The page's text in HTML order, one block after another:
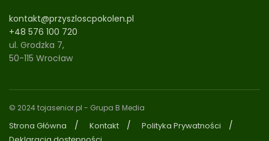
kontakt@przyszloscpokolen.pl
+48 576 100 720
ul. Grodzka 7,
50-115 Wrocław
© 2024 tojasenior.pl - Grupa B Media
Strona Główna Kontakt
Polityka Prywatności